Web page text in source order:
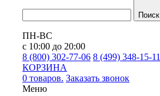
Поиск
ПН-ВС
с 10:00 до 20:00
8 (800) 302-77-06 8 (499) 348-15-11
КОРЗИНА
0 товаров. Заказать звонок
Меню